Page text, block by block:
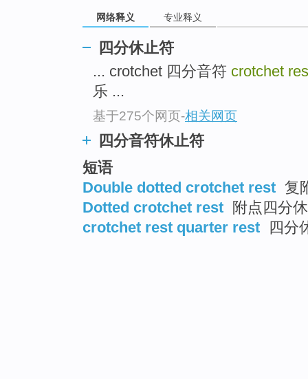
网络释义 专业释义
四分休止符
... crotchet 四分音符 crotchet
乐 ...
基于275个网页-相关网页
四分音符休止符
短语
Double dotted crotchet rest 复
Dotted crotchet rest 附点四分
crotchet rest quarter rest 四分